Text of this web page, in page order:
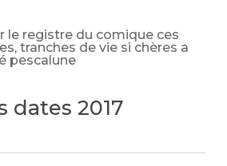
le registre du comique ces
tranches de vie si chères a
pescalune
dates 2017